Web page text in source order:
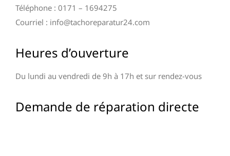
Téléphone : 0171 – 1694275
Courriel : info@tachoreparatur24.com
Heures d’ouverture
Du lundi au vendredi de 9h à 17h et sur rendez-vous
Demande de réparation directe